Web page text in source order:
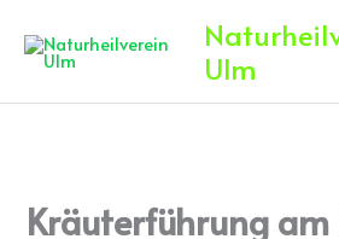
Inhalt
springen
Ulm
Kräuterführung